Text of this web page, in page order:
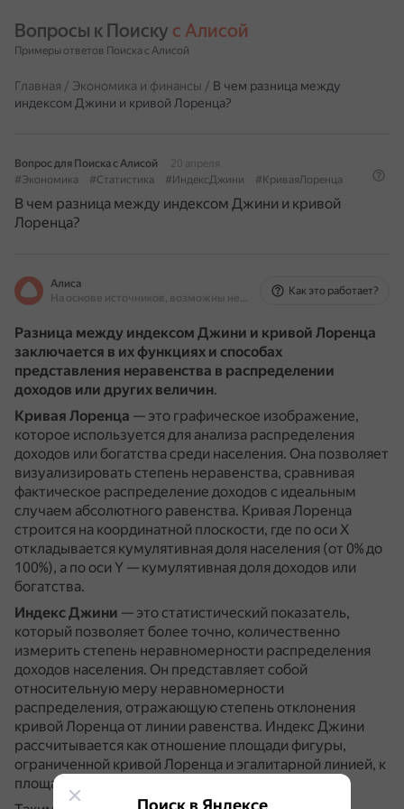
Вопросы к Поиску с Алисой
Примеры ответов Поиска с Алисой
Главная / Экономика и финансы / В чем разница между
индексом Джини и кривой Лоренца?
Вопрос для Поиска с Алисой
20 апреля
#Экономика
#Статистика #ИндексДжини #КриваяЛоренца
В чем разница между индексом Джини и кривой
Лоренца?
Алиса
На основе источников, возможны неточности
Как это работает?
Разница между индексом Джини и кривой Лоренца
заключается в их функциях и способах
представления неравенства в распределении
доходов или других величин.
Кривая Лоренца — это графическое изображение,
которое используется для анализа распределения
доходов или богатства среди населения. Она позволяет
визуализировать степень неравенства, сравнивая
фактическое распределение доходов с идеальным
случаем абсолютного равенства. Кривая Лоренца
строится на координатной плоскости, где по оси X
откладывается кумулятивная доля населения (от 0% до
100%), а по оси Y — кумулятивная доля доходов или
богатства.
Индекс Джини — это статистический показатель,
который позволяет более точно, количественно
измерить степень неравномерности распределения
доходов населения. Он представляет собой
относительную меру неравномерности
распределения, отражающую степень отклонения
кривой Лоренца от линии равенства. Индекс Джини
рассчитывается как отношение площади фигуры,
ограниченной кривой Лоренца и эгалитарной линией, к
площади треугольника под эгалитарной линией.
Поиск в Яндексе